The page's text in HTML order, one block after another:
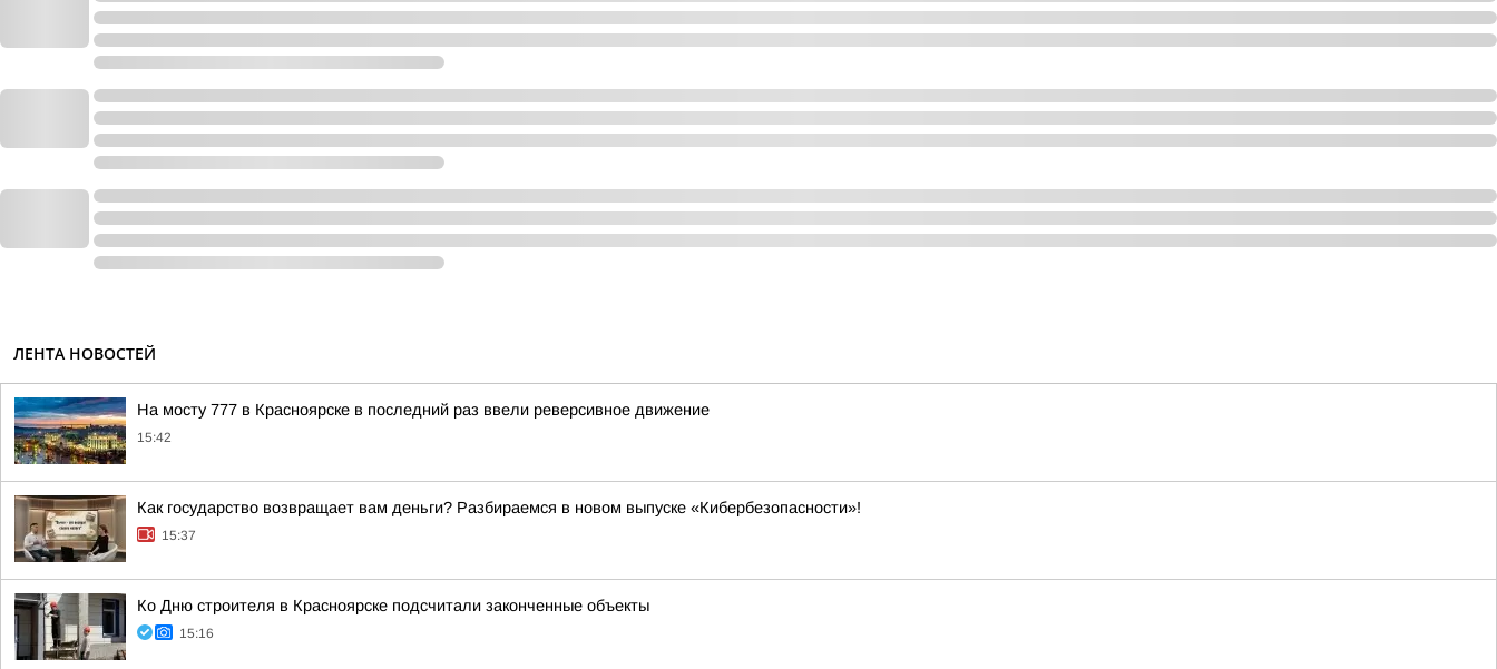
ЛЕНТА НОВОСТЕЙ
На мосту 777 в Красноярске в последний раз ввели реверсивное движение
15:42
Как государство возвращает вам деньги? Разбираемся в новом выпуске «Кибербезопасности»!
15:37
Ко Дню строителя в Красноярске подсчитали законченные объекты
15:16